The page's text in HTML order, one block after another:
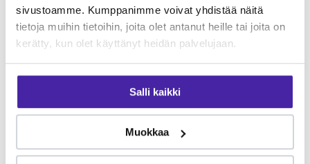
sivustoamme. Kumppanimme voivat yhdistää näitä
tietoja muihin tietoihin, joita olet antanut heille tai joita on
kerätty, kun olet käyttänyt heidän palvelujaan.
Salli kaikki
Muokkaa